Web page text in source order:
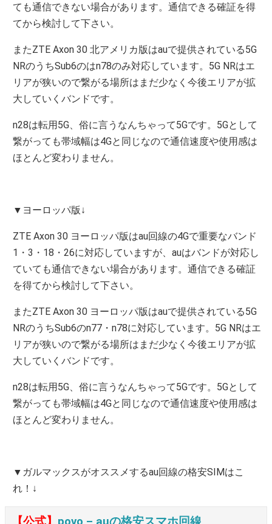
ても通信できない場合があります。通信できる確証を得
てから検討して下さい。
またZTE Axon 30 北アメリカ版はauで提供されている5G
NRのうちSub6のはn78のみ対応しています。5G NRはエ
リアが狭いので繋がる場所はまだ少なく今後エリアが拡
大していくバンドです。
n28は転用5G、俗に言うなんちゃって5Gです。5Gとして
繋がっても帯域幅は4Gと同じなので通信速度や使用感は
ほとんど変わりません。
▼ヨーロッパ版↓
ZTE Axon 30 ヨーロッパ版はau回線の4Gで重要なバンド
1・3・18・26に対応していますが、auはバンドが対応し
ていても通信できない場合があります。通信できる確証
を得てから検討して下さい。
またZTE Axon 30 ヨーロッパ版はauで提供されている5G
NRのうちSub6のn77・n78に対応しています。5G NRはエ
リアが狭いので繋がる場所はまだ少なく今後エリアが拡
大していくバンドです。
n28は転用5G、俗に言うなんちゃって5Gです。5Gとして
繋がっても帯域幅は4Gと同じなので通信速度や使用感は
ほとんど変わりません。
▼ガルマックスがオススメするau回線の格安SIMはこ
れ！↓